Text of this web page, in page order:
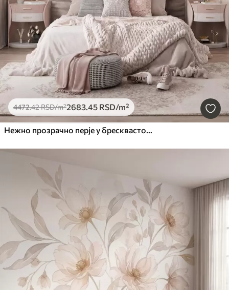
4472.42RSD/m²2683.45 RSD/m²
Нежно прозрачно перје у бресквасто-ружичастој измаглици са сјајем